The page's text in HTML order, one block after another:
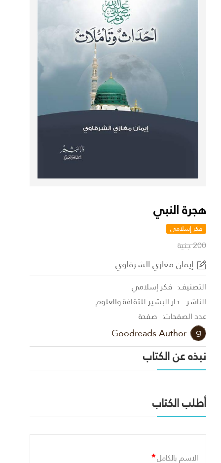
هجرة النبي
فكر إسلامي
200 جنية
إيمان مغازي الشرقاوي
التصنيف: فكر إسلامي
الناشر: دار البشير للثقافة والعلوم
عدد الصفحات: صفحة
Goodreads Author
نبذه عن الكتاب
أطلب الكتاب
الاسم بالكامل*